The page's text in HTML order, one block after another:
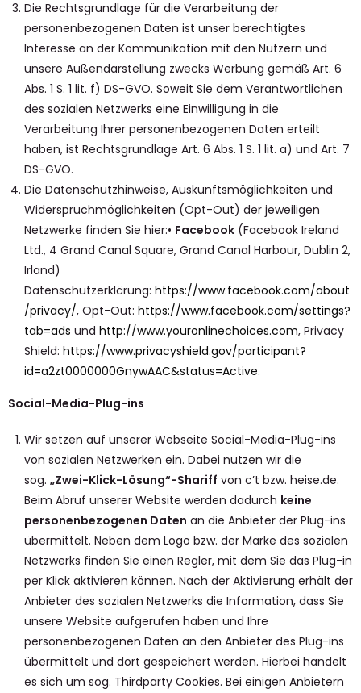
Die Rechtsgrundlage für die Verarbeitung der
personenbezogenen Daten ist unser berechtigtes
Interesse an der Kommunikation mit den Nutzern und
unsere Außendarstellung zwecks Werbung gemäß Art. 6
Abs. 1 S. 1 lit. f) DS-GVO. Soweit Sie dem Verantwortlichen
des sozialen Netzwerks eine Einwilligung in die
Verarbeitung Ihrer personenbezogenen Daten erteilt
haben, ist Rechtsgrundlage Art. 6 Abs. 1 S. 1 lit. a) und Art. 7
DS-GVO.
Die Datenschutzhinweise, Auskunftsmöglichkeiten und
Widerspruchmöglichkeiten (Opt-Out) der jeweiligen
Netzwerke finden Sie hier:• Facebook (Facebook Ireland
Ltd., 4 Grand Canal Square, Grand Canal Harbour, Dublin 2,
Irland)
Datenschutzerklärung: https://www.facebook.com/about
/privacy/, Opt-Out: https://www.facebook.com/settings?
tab=ads und http://www.youronlinechoices.com, Privacy
Shield: https://www.privacyshield.gov/participant?
id=a2zt0000000GnywAAC&status=Active.
Social-Media-Plug-ins
Wir setzen auf unserer Webseite Social-Media-Plug-ins
von sozialen Netzwerken ein. Dabei nutzen wir die
sog. „Zwei-Klick-Lösung“-Shariff von c’t bzw. heise.de.
Beim Abruf unserer Website werden dadurch keine
personenbezogenen Daten an die Anbieter der Plug-ins
übermittelt. Neben dem Logo bzw. der Marke des sozialen
Netzwerks finden Sie einen Regler, mit dem Sie das Plug-in
per Klick aktivieren können. Nach der Aktivierung erhält der
Anbieter des sozialen Netzwerks die Information, dass Sie
unsere Website aufgerufen haben und Ihre
personenbezogenen Daten an den Anbieter des Plug-ins
übermittelt und dort gespeichert werden. Hierbei handelt
es sich um sog. Thirdparty Cookies. Bei einigen Anbietern